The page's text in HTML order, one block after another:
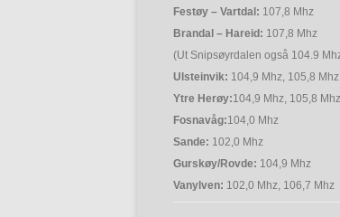
Festøy – Vartdal: 107,8 Mhz
Brandal – Hareid: 107,8 Mhz
(Ut Snipsøyrdalen også 104.9
Ulsteinvik: 104,9 Mhz, 105,8
Ytre Herøy:104,9 Mhz, 105,8 Mhz
Fosnavåg:104,0 Mhz
Sande: 102,0 Mhz
Gurskøy/Rovde: 104,9 Mhz
Vanylven: 102,0 Mhz, 106,7 Mhz